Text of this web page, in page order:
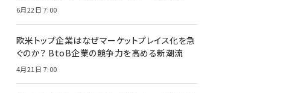
6月22日 7:00
欧米トップ企業はなぜマーケットプレイス化を急
ぐのか？ BtoB企業の競争力を高める新潮流
4月21日 7:00